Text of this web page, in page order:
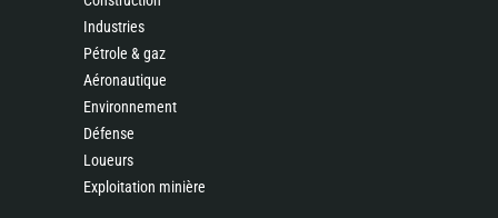
Industries
Pétrole & gaz
Aéronautique
Environnement
Défense
Loueurs
Exploitation minière